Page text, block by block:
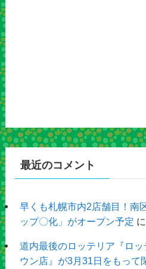
最近のコメント
早くも札幌市内2店舗目！南
ップ〇化」がオープン予定 に
道内最後のロッテリア『ロ
ウン店』が3月31日をもって